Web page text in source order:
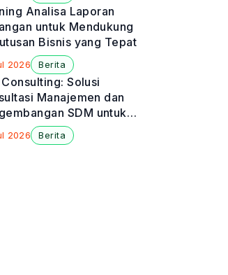
Analisa Laporan
untuk Mendukung
Bisnis yang Tepat
2026 Berita
Solusi
Manajemen dan
SDM untuk
2026 Berita